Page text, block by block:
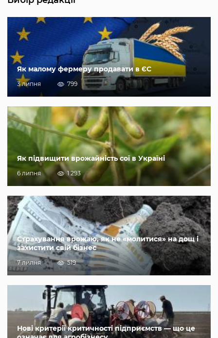
Як малому фермеру продавати в ЄС
3 липня 799
Як підвищити врожайність сої в Україні
6 липня 1 293
Страхування врожаю, як не «молитися» на дощ і
захистити свій бізнес
7 липня 519
Нові критерії критичності підприємств — що це